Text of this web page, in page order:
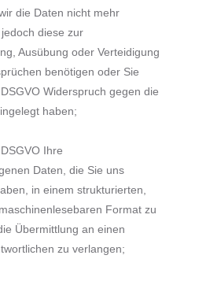
die Daten nicht mehr
diese zur
Ausübung oder Verteidigung
benötigen oder Sie
Widerspruch gegen die
haben;
Ihre
Daten, die Sie uns
in einem strukturierten,
Format zu
Übermittlung an einen
zu verlangen;